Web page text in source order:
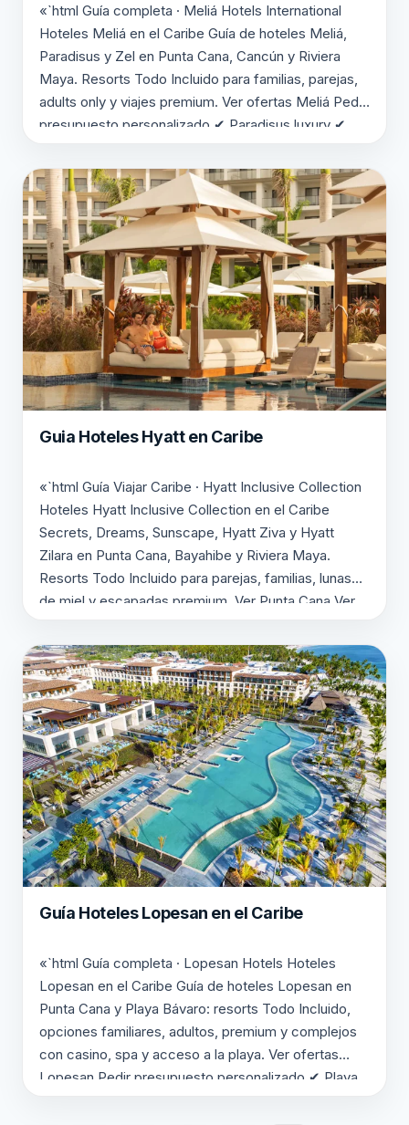
«`html Guía completa · Meliá Hotels International
Hoteles Meliá en el Caribe Guía de hoteles Meliá,
Paradisus y Zel en Punta Cana, Cancún y Riviera
Maya. Resorts Todo Incluido para familias, parejas,
adults only y viajes premium. Ver ofertas Meliá Pedir
presupuesto personalizado ✔ Paradisus luxury ✔
Guia Hoteles Hyatt en Caribe
«`html Guía Viajar Caribe · Hyatt Inclusive Collection
Hoteles Hyatt Inclusive Collection en el Caribe
Secrets, Dreams, Sunscape, Hyatt Ziva y Hyatt
Zilara en Punta Cana, Bayahibe y Riviera Maya.
Resorts Todo Incluido para parejas, familias, lunas
de miel y escapadas premium. Ver Punta Cana Ver
Guía Hoteles Lopesan en el Caribe
«`html Guía completa · Lopesan Hotels Hoteles
Lopesan en el Caribe Guía de hoteles Lopesan en
Punta Cana y Playa Bávaro: resorts Todo Incluido,
opciones familiares, adultos, premium y complejos
con casino, spa y acceso a la playa. Ver ofertas
Lopesan Pedir presupuesto personalizado ✔ Playa